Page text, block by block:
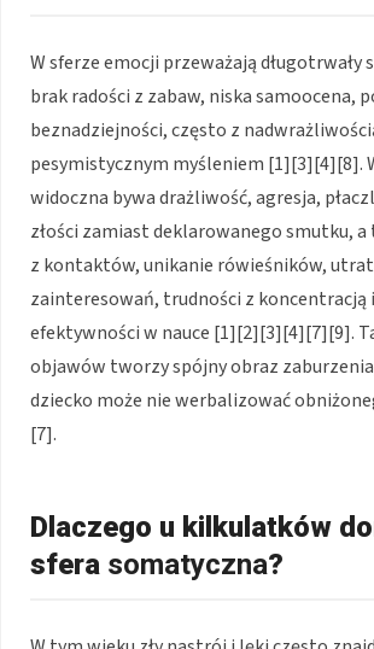
W sferze emocji przeważają długotrwały
brak radości z zabaw, niska samoocena,
beznadziejności, często z
pesymistycznym myśleniem [1][3][4][8].
widoczna bywa drażliwość, agresja,
złości zamiast deklarowanego smutku, a
z kontaktów, unikanie rówieśników,
zainteresowań, trudności z koncentracją
efektywności w nauce [1][2][3][4][7][9].
objawów tworzy spójny obraz
dziecko może nie werbalizować
[7].
Dlaczego u kilkulatków
sfera somatyczna?